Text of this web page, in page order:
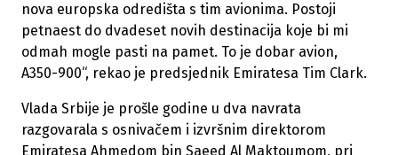
nova europska odredišta s tim avionima. Postoji
petnaest do dvadeset novih destinacija koje bi mi
odmah mogle pasti na pamet. To je dobar avion,
A350-900“, rekao je predsjednik Emiratesa Tim Clark.
Vlada Srbije je prošle godine u dva navrata
razgovarala s osnivačem i izvršnim direktorom
Emiratesa Ahmedom bin Saeed Al Maktoumom, pri